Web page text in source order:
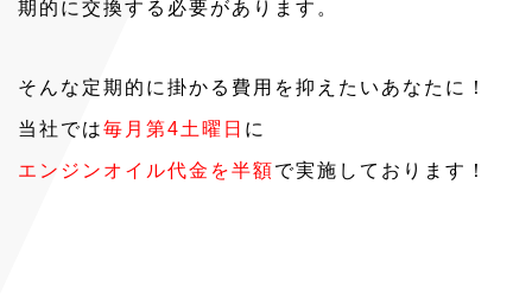
期的に交換する必要があります。
そんな定期的に掛かる費用を抑えたいあなたに！
当社では毎月第4土曜日 に
エンジンオイル代金を半額で実施しております！